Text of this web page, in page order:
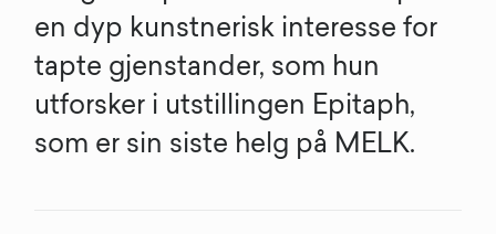
en dyp kunstnerisk interesse for
tapte gjenstander, som hun
utforsker i utstillingen Epitaph,
som er sin siste helg på MELK.